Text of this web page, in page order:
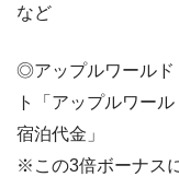
など
◎アップルワールド
ト「アップルワー
宿泊代金」
※この3倍ボーナス